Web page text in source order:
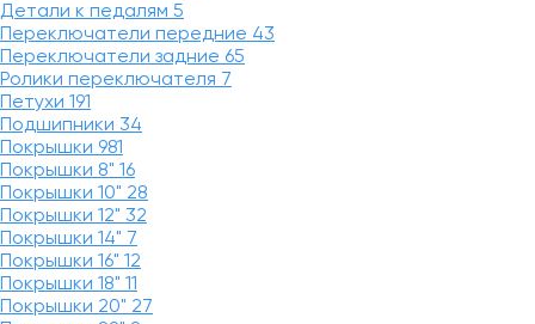
Детали к педалям 5
Переключатели передние 43
Переключатели задние 65
Ролики переключателя 7
Петухи 191
Подшипники 34
Покрышки 981
Покрышки 8" 16
Покрышки 10" 28
Покрышки 12" 32
Покрышки 14" 7
Покрышки 16" 12
Покрышки 18" 11
Покрышки 20" 27